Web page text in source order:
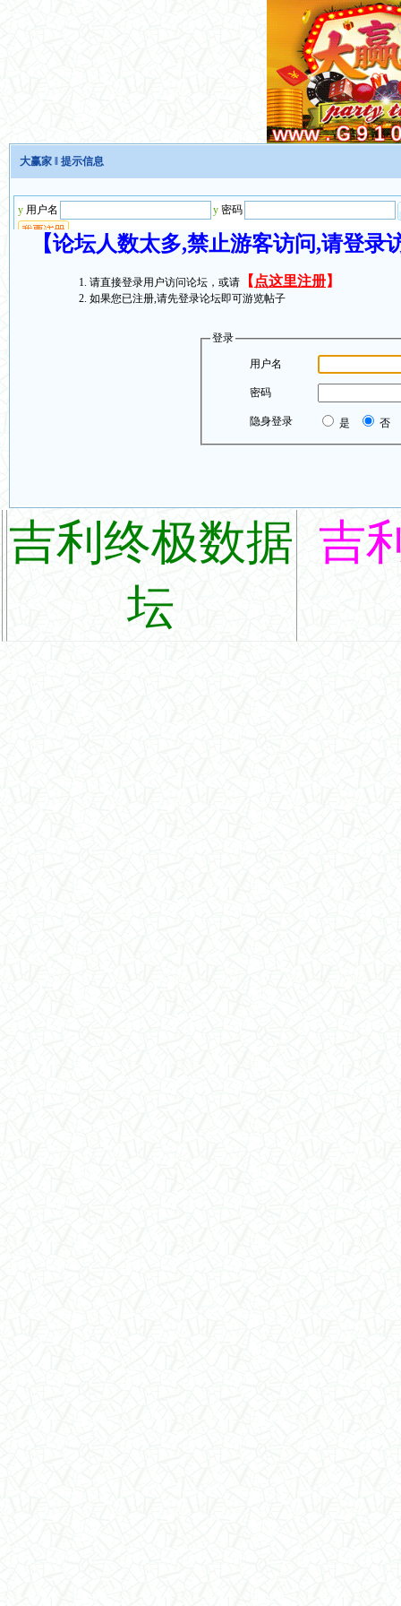
大赢家 ‖ 提示信息
【论坛人数太多,禁止游客访问,请登
请直接登录用户访问论坛，或请 【 点这里注册】
如果您已注册,请先登录论坛即可游览帖子
登录
用户名
密码
隐身登录 是 否
吉利终极数据
坛
吉